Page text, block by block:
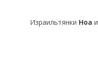
Израильтянки Ноа и